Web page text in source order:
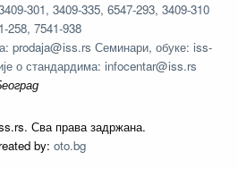
301, 3409-335, 6547-293, 3409-310
258, 7541-938
prodaja@iss.rs Семинари, обуке: iss-
о стандардима: infocentar@iss.rs
Сва права задржана.
by: oto.bg